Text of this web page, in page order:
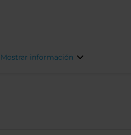
Mostrar información